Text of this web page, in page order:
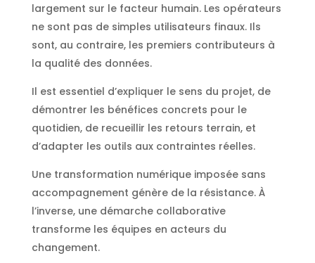
largement sur le facteur humain. Les opérateurs
ne sont pas de simples utilisateurs finaux. Ils
sont, au contraire, les premiers contributeurs à
la qualité des données.
Il est essentiel d’expliquer le sens du projet, de
démontrer les bénéfices concrets pour le
quotidien, de recueillir les retours terrain, et
d’adapter les outils aux contraintes réelles.
Une transformation numérique imposée sans
accompagnement génère de la résistance. À
l’inverse, une démarche collaborative
transforme les équipes en acteurs du
changement.